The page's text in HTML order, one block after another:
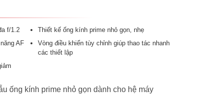
f/1.2
Thiết kế ống kính prime nhỏ gọn, nhẹ
AF
Vòng điều khiển tùy chỉnh giúp thao tác nhanh
các thiết lập
ống kính prime nhỏ gọn dành cho hệ máy